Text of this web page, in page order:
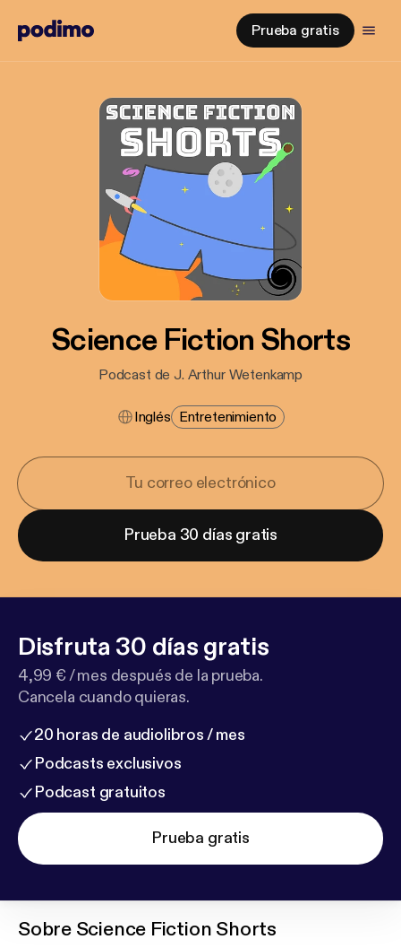
Prueba gratis
Science Fiction Shorts
Podcast de J. Arthur Wetenkamp
Inglés Entretenimiento
Prueba 30 días gratis
Disfruta 30 días gratis
4,99 € / mes después de la prueba.
Cancela cuando quieras.
20 horas de audiolibros / mes
Podcasts exclusivos
Podcast gratuitos
Prueba gratis
Sobre Science Fiction Shorts